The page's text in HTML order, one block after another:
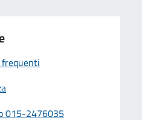
frequenti
015-2476035